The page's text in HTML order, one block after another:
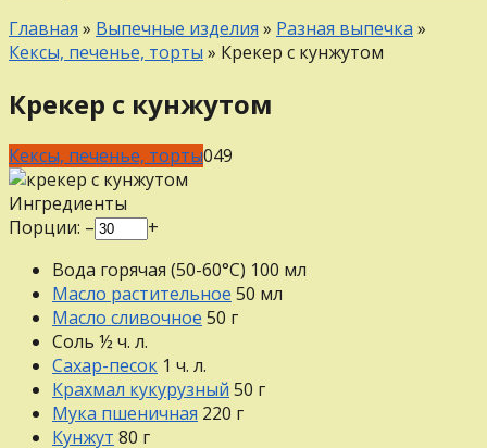
Главная » Выпечные изделия » Разная выпечка »
Кексы, печенье, торты » Крекер с кунжутом
Крекер с кунжутом
Кексы, печенье, торты049
Ингредиенты
Порции: –
+
Вода горячая (50-60°С) 100 мл
Масло растительное 50 мл
Масло сливочное 50 г
Соль ½ ч. л.
Сахар-песок 1 ч. л.
Крахмал кукурузный 50 г
Мука пшеничная 220 г
Кунжут 80 г